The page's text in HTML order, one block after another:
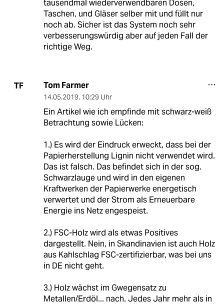
tausendmal wiederverwendbaren Dosen,
Taschen, und Gläser selber mit und füllt nur
noch ab. Sicher ist das System noch sehr
verbesserungswürdig aber auf jeden Fall der
richtige Weg.
TF Tom Farmer
14.05.2019, 10:29 Uhr
Ein Artikel wie ich empfinde mit schwarz-weiß
Betrachtung sowie Lücken:
1.) Es wird der Eindruck erweckt, dass bei der
Papierherstellung Lignin nicht verwendet wird.
Das ist falsch. Das befindet sich in der sog.
Schwarzlauge und wird in den eigenen
Kraftwerken der Papierwerke energetisch
verwertet und der Strom als Erneuerbare
Energie ins Netz engespeist.
2.) FSC-Holz wird als etwas Positives
dargestellt. Nein, in Skandinavien ist auch Holz
aus Kahlschlag FSC-zertifizierbar, was bei uns
in DE nicht geht.
3.) Holz wächst im Gwegensatz zu
Metallen/Erdöl... nach. Jedes Jahr mehr als in